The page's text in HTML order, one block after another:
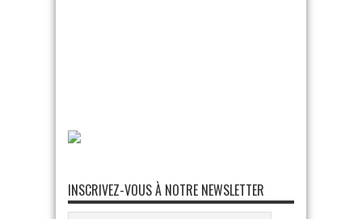
INSCRIVEZ-VOUS À NOTRE NEWSLETTER